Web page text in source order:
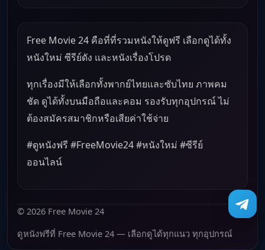
Free Movie 24 คือที่ที่รวมหนังให้ดูฟรี เลือกดูได้ทั้ง
หนังใหม่ ซีรีย์ดัง และหนังเรื่องโปรด
ทุกเรื่องมีให้เลือกทั้งพากย์ไทยและซับไทย ภาพคม
ชัด ดูได้ทั้งบนมือถือและคอม รองรับทุกอุปกรณ์ ไม่
ต้องสมัครสมาชิกหรือเสียค่าใช้จ่าย
#ดูหนังฟรี #FreeMovie24 #หนังใหม่ #ซีรีย์
ออนไลน์
© 2026 Free Movie 24
ดูหนังฟรีที่ Free Movie 24 — เลือกดูได้ทุกแนว ทุกอุปกรณ์